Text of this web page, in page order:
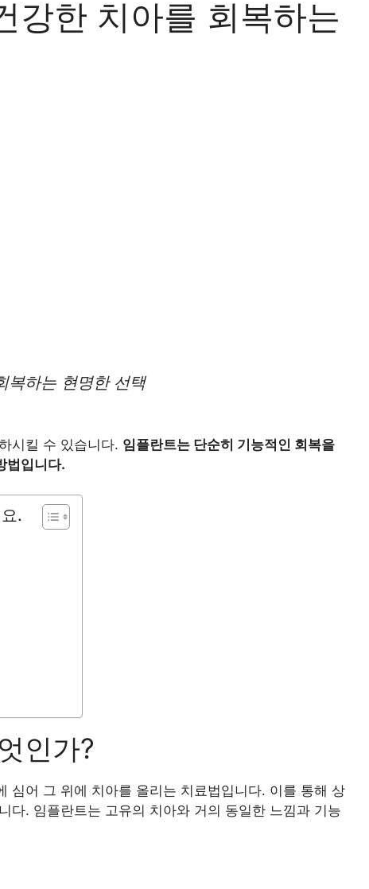
강한 치아를 회복하는
복하는 현명한 선택
시킬 수 있습니다. 임플란트는 단순히 기능적인 회복을
법입니다.
.
인가?
심어 그 위에 치아를 올리는 치료법입니다. 이를 통해 상
다. 임플란트는 고유의 치아와 거의 동일한 느낌과 기능